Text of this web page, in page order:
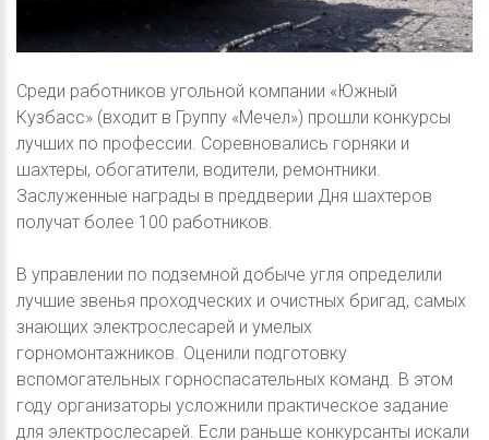
Среди работников угольной компании «Южный
Кузбасс» (входит в Группу «Мечел») прошли конкурсы
лучших по профессии. Соревновались горняки и
шахтеры, обогатители, водители, ремонтники.
Заслуженные награды в преддверии Дня шахтеров
получат более 100 работников.
В управлении по подземной добыче угля определили
лучшие звенья проходческих и очистных бригад, самых
знающих электрослесарей и умелых
горномонтажников. Оценили подготовку
вспомогательных горноспасательных команд. В этом
году организаторы усложнили практическое задание
для электрослесарей. Если раньше конкурсанты искали